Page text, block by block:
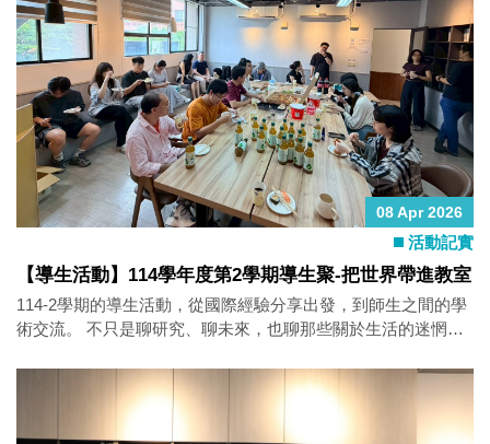
越踩越廣，對南部鄉親的想法非常感興趣，努力用中英文雙聲
道與大家交流。我們聊了近期台灣社會的變化、兩岸關係、台
美關係，當然也少不了英國視角的地緣政治，讓南部鄉親實實
在在感受到：英國對台海和平與穩定，是認真在乎的。 依照政
治所「以茶會友」的光榮傳統，我們再次端出鹽埕之光好好招
待，其中普洱奶茶廣獲人心、大獲好評！說到這裡還有個小故
事：西子灣附近的港口碼頭以往就是舶來品的匯聚之地，因此
發展出獨特的普洱茶文化，更進化出無可取代的普洱奶茶。歡
迎大家來報考政治所，把附近所有店家喝個過癮！ 後記：據
悉，已有本所畢業生看到台英跨國碩士學位資訊，當場決定
https://gc.nsysu.edu.tw/?Lang=en 臺灣生報名簡章：
https://oaa.nsysu.edu.tw/....../pta_238549_4646693_79633.pdf
08 Apr 2026
活動記實
【導生活動】114學年度第2學期導生聚-把世界帶進教室
114-2學期的導生活動，從國際經驗分享出發，到師生之間的學
術交流。 不只是聊研究、聊未來，也聊那些關於生活的迷惘與
本早稻田大學交換的簡冠云學姊，分享她們的異地求學體驗！
那些關於文化衝擊的小故事、在陌生城市慢慢找到節奏的過
程，以及申請交換與獎學金的實戰經驗，讓人聽得心癢癢！